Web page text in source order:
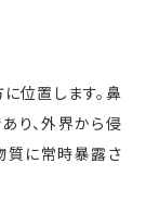
位置します。鼻
り、外界から侵
質に常時暴露さ